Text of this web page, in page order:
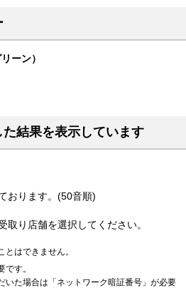
ーン）
結果を表示しています
おります。(50音順)
取り店舗を選択してください。
はできません。
す。
いた場合は「ネットワーク暗証番号」が必要